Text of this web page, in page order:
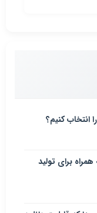
کنیم؟
تغییر سایز عکس به صورت آنلاین به همراه برای تولید